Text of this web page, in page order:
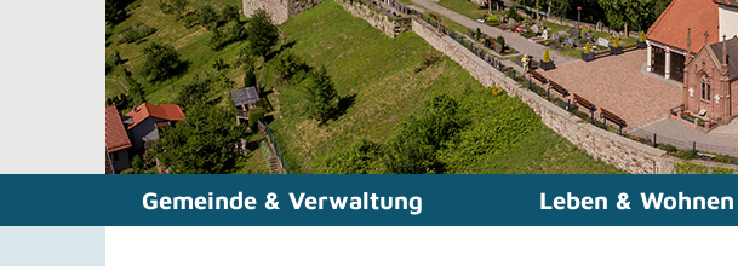
Gemeinde & Verwaltung Leben & Wohnen